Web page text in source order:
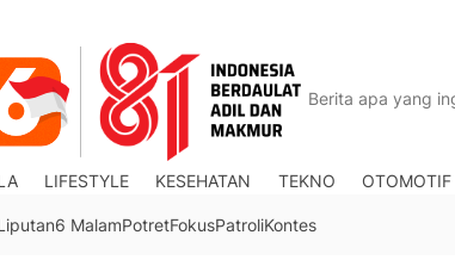
LIFESTYLE KESEHATAN TEKNO OTOMOTIF
MalamPotretFokusPatroliKontes